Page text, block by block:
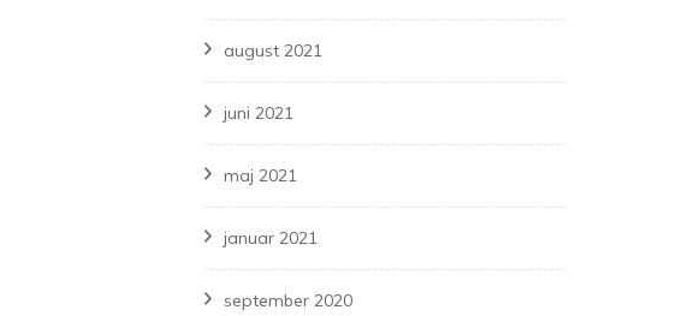
august 2021
juni 2021
maj 2021
januar 2021
september 2020